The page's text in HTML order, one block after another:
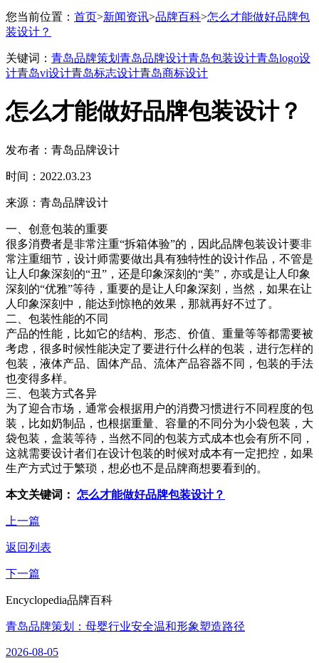
您当前位置： 首页>新闻资讯>品牌百科>怎么才能做好品牌包
装设计？
关键词： 青岛品牌策划 青岛品牌设计青岛包装设计青岛logo设
计青岛vi设计青岛标志设计青岛商标设计
怎么才能做好品牌包装设计？
发布者：青岛品牌设计
时间：2022.03.23
来源：青岛品牌设计
一、创意包装的重要
很多消费者是非常注重“拆箱体验”的，因此品牌包装设计要非
常注重细节，设计师需要做出具有独特性的设计作品，不管是
让人印象深刻的“丑”，还是印象深刻的“美”，亦或是让人印象
深刻的“优雅”等待，重要的是让人印象深刻，当然，如果在让
人印象深刻中，能达到惊艳的效果，那就再好不过了。
二、包装性能的不同
产品的性能，比如它的结构、形态、价值、重量等等都需要被
考虑，很多时候性能决定了要进行什么样的包装，进行怎样的
包装，液体产品、固体产品、流体产品容器不同，包装的手法
也变得多样。
三、包装方式各异
为了迎合市场，通常会根据用户的消费习惯进行不同程度的包
装，比如奶制品，也根据重量、容量的不同分为小袋包装，大
袋包装，盒装等待，当然不同的包装方式成本也会有所不同，
这就需要设计者们在设计包装的时候对成本有一定把控，如果
生产方式过于繁琐，想必也不是品牌商想要看到的。
本文关键词： 怎么才能做好品牌包装设计？
上一篇
返回列表
下一篇
Encyclopedia品牌百科
青岛品牌策划：母婴行业安全温和形象塑造路径
2026-08-05